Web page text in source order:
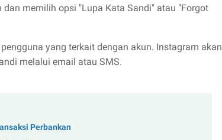
memilih opsi "Lupa Kata Sandi" atau "Forgot
yang terkait dengan akun. Instagram akan
melalui email atau SMS.
Perbankan